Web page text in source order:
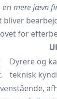
en mere jævn
bliver
for
Dyrere og
teknisk